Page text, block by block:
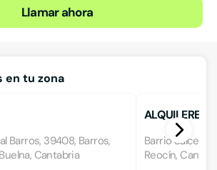
Llamar ahora
en tu zona
Barros, 39408, Barros,
Cantabria
ALQUILERES
Barrio
Reocín,